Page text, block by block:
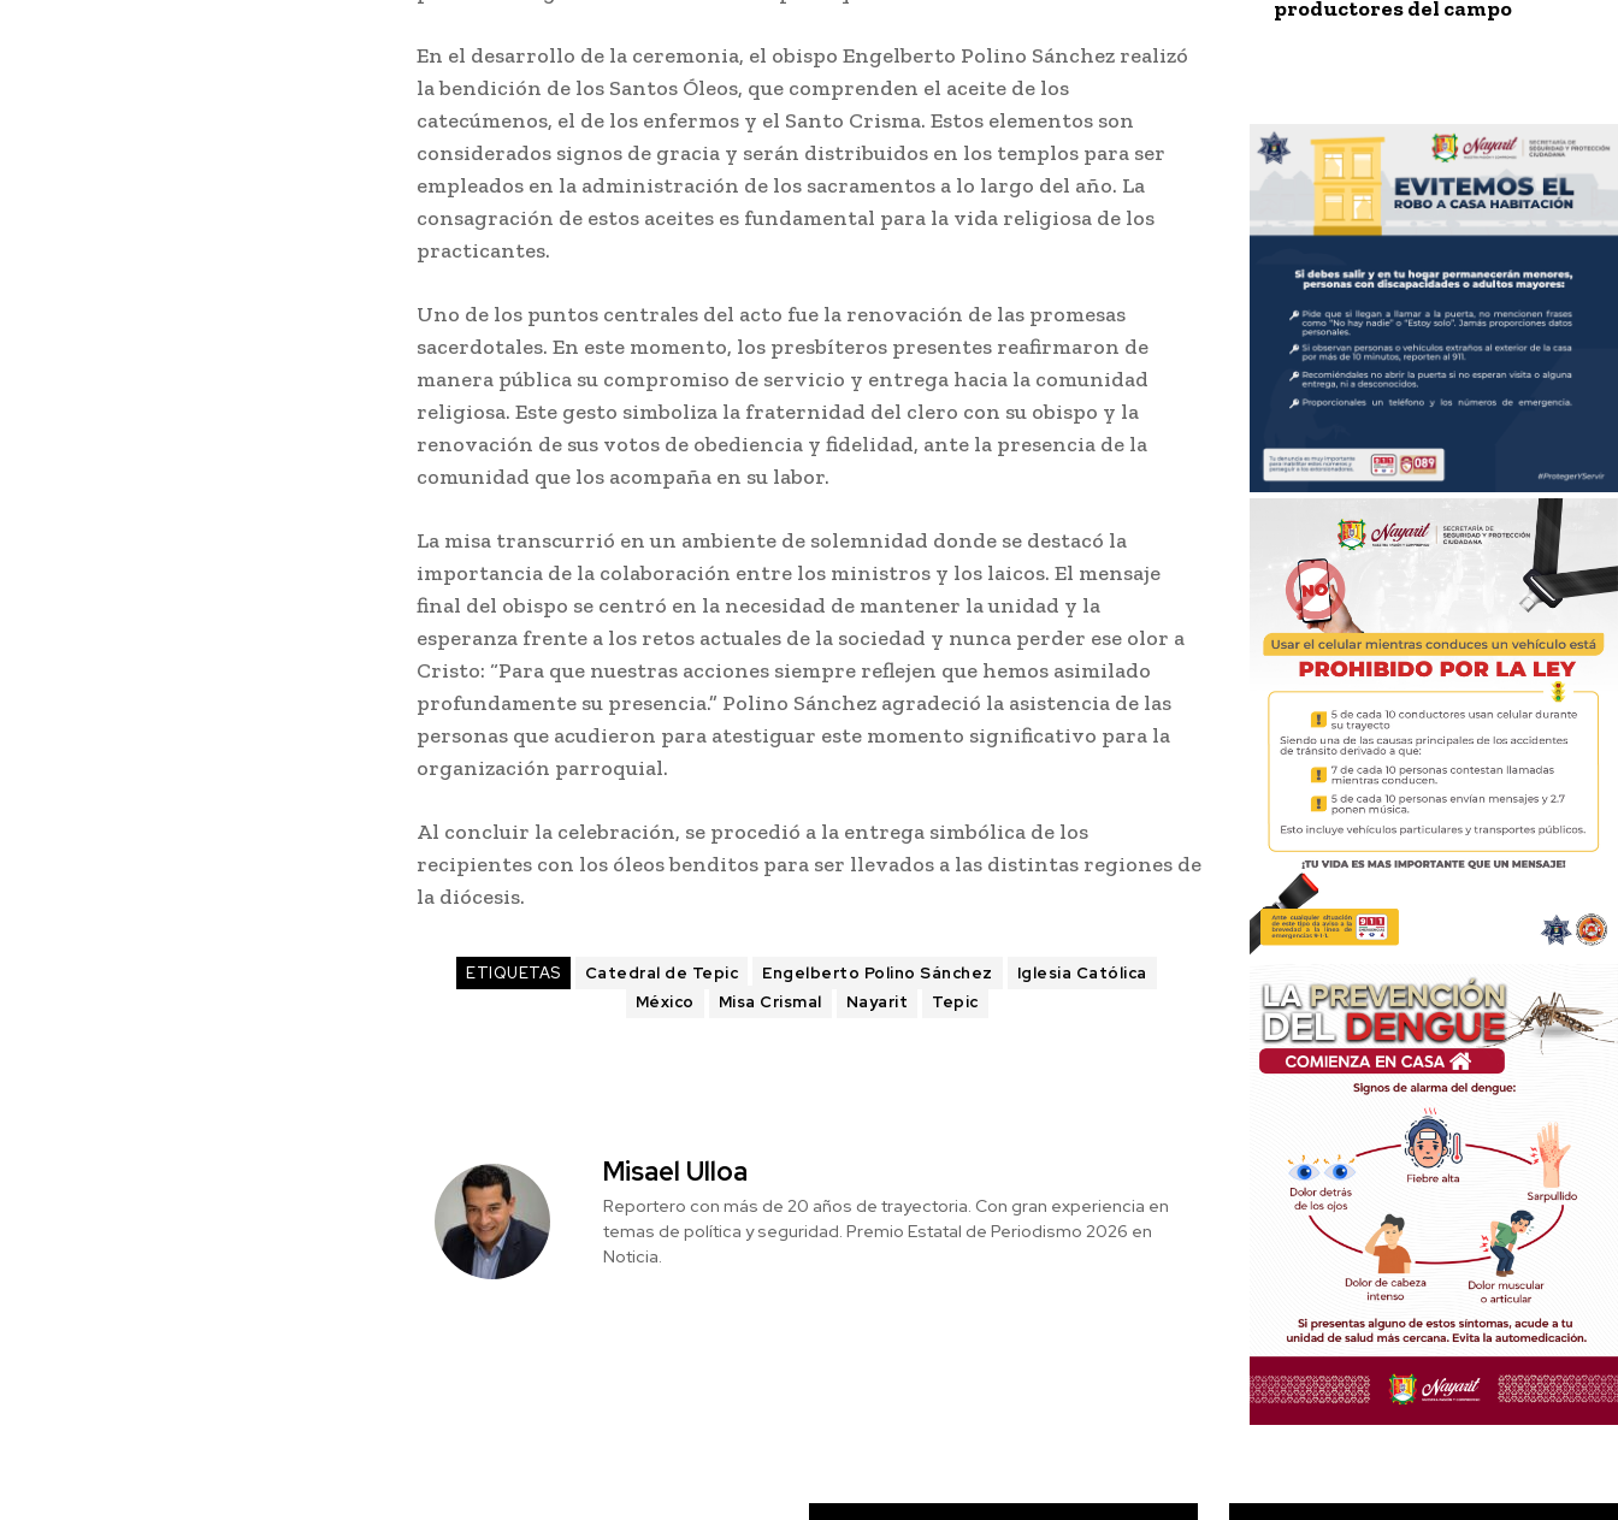
En el desarrollo de la ceremonia, el obispo Engelberto Polino Sánchez realizó
la bendición de los Santos Óleos, que comprenden el aceite de los
catecúmenos, el de los enfermos y el Santo Crisma. Estos elementos son
considerados signos de gracia y serán distribuidos en los templos para ser
empleados en la administración de los sacramentos a lo largo del año. La
consagración de estos aceites es fundamental para la vida religiosa de los
practicantes.
Uno de los puntos centrales del acto fue la renovación de las promesas
sacerdotales. En este momento, los presbíteros presentes reafirmaron de
manera pública su compromiso de servicio y entrega hacia la comunidad
religiosa. Este gesto simboliza la fraternidad del clero con su obispo y la
renovación de sus votos de obediencia y fidelidad, ante la presencia de la
comunidad que los acompaña en su labor.
La misa transcurrió en un ambiente de solemnidad donde se destacó la
importancia de la colaboración entre los ministros y los laicos. El mensaje
final del obispo se centró en la necesidad de mantener la unidad y la
esperanza frente a los retos actuales de la sociedad y nunca perder ese olor a
Cristo: “Para que nuestras acciones siempre reflejen que hemos asimilado
profundamente su presencia.” Polino Sánchez agradeció la asistencia de las
personas que acudieron para atestiguar este momento significativo para la
organización parroquial.
Al concluir la celebración, se procedió a la entrega simbólica de los
recipientes con los óleos benditos para ser llevados a las distintas regiones de
la diócesis.
ETIQUETAS Catedral de Tepic Engelberto Polino Sánchez
Iglesia Católica
México
Misa Crismal Nayarit Tepic
Misael Ulloa
Reportero con más de 20 años de trayectoria. Con gran experiencia en
temas de política y seguridad. Premio Estatal de Periodismo 2026 en
Noticia.
productores del campo